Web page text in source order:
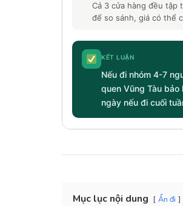
Cả 3 cửa hàng đều tập
để so sánh, giá có thể
KẾT LUẬN
Nếu đi nhóm 4-7
quen Vũng Tàu
ngày nếu đi cuối
Mục lục nội dung Ẩn đi